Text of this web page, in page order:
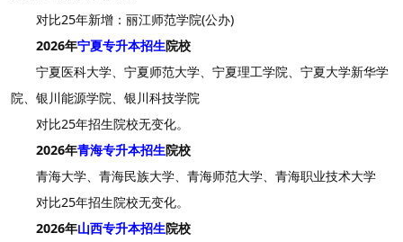
对比25年新增：丽江师范学院(公办)
2026年宁夏专升本招生院校
宁夏医科大学、宁夏师范大学、宁夏理工学院、宁夏大学新华学
院、银川能源学院、银川科技学院
对比25年招生院校无变化。
2026年青海专升本招生院校
青海大学、青海民族大学、青海师范大学、青海职业技术大学
对比25年招生院校无变化。
2026年山西专升本招生院校